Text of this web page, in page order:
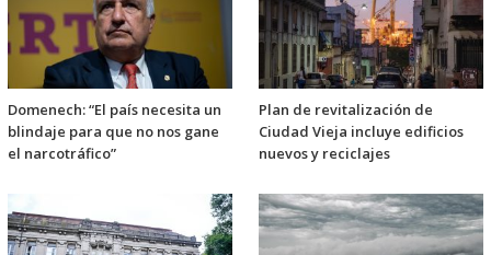
Domenech: “El país necesita un
blindaje para que no nos gane
el narcotráfico”
Plan de revitalización de
Ciudad Vieja incluye edificios
nuevos y reciclajes